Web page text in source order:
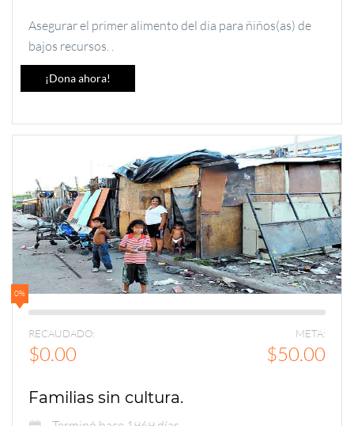
Asegurar el primer alimento del dia para ñiños(as) de
bajos recursos. .
¡Dona ahora!
0%
RECAUDADO:
$0.00
META:
$50.00
Familias sin cultura.